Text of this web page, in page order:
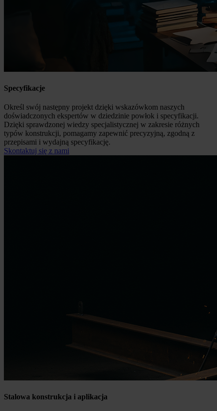
Specyfikacje
Określ swój następny projekt dzięki wskazówkom naszych
doświadczonych ekspertów w dziedzinie powłok i specyfikacji.
Dzięki sprawdzonej wiedzy specjalistycznej w zakresie różnych
typów konstrukcji, pomagamy zapewnić precyzyjną, zgodną z
przepisami i wydajną specyfikację.
Skontaktuj się z nami
Stalowa konstrukcja i aplikacja